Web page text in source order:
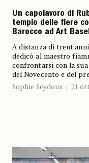
Un capolavoro di
tempio delle fiere
Barocco ad Art
A distanza di
dedicò al maestro
confrontarsi con la
del Novecento e del
Sophie Seydoux
21